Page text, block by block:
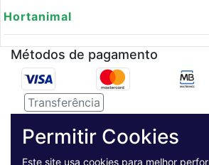
Hortanimal
Métodos de pagamento
Transferência
Permitir Cookies
Este site usa cookies para melhor